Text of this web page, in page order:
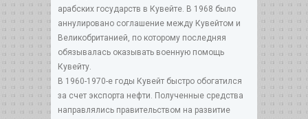
арабских государств в Кувейте. В 1968 было
аннулировано соглашение между Кувейтом и
Великобританией, по которому последняя
обязывалась оказывать военную помощь
Кувейту.
В 1960-1970-е годы Кувейт быстро обогатился
за счет экспорта нефти. Полученные средства
направлялись правительством на развитие